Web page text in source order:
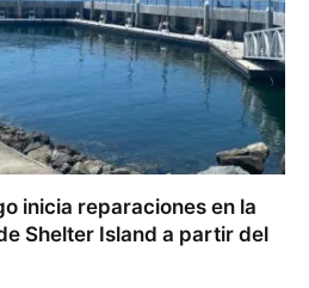
inicia reparaciones en la
Shelter Island a partir del